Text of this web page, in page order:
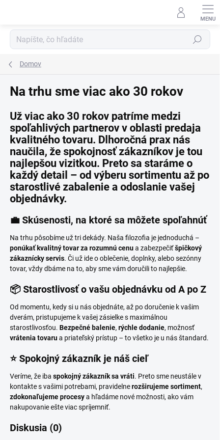
Hľadať
Domov
Na trhu sme viac ako 30 rokov
Už viac ako 30 rokov patríme medzi
spoľahlivých partnerov v oblasti predaja
kvalitného tovaru. Dlhoročná prax nás
naučila, že spokojnosť zákazníkov je tou
najlepšou vizitkou. Preto sa staráme o
každý detail – od výberu sortimentu až po
starostlivé zabalenie a odoslanie vašej
objednávky.
💼 Skúsenosti, na ktoré sa môžete spoľahnúť
Na trhu pôsobíme už tri dekády. Naša filozofia je jednoduchá –
ponúkať kvalitný tovar za rozumnú cenua zabezpečiťšpičkový
zákaznícky servis. Či už ide o oblečenie, doplnky, alebo sezónny
tovar, vždy dbáme na to, aby sme vám doručili to najlepšie.
📦 Starostlivosť o vašu objednávku od A po Z
Od momentu, kedy si u nás objednáte, až po doručenie k vašim
dverám, pristupujeme k vašej zásielke s maximálnou
starostlivosťou. Bezpečné balenie, rýchle dodanie, možnosť
vrátenia tovarua priateľský prístup – to všetko je u nás štandard.
⭐ Spokojný zákazník je náš cieľ
Veríme, že iba spokojný zákazník sa vráti. Preto sme neustále v
kontakte s vašimi potrebami, pravidelnerozširujeme sortiment,
zdokonaľujeme procesya hľadáme nové možnosti, ako vám
nakupovanie ešte viac spríjemniť.
Diskusia (0)